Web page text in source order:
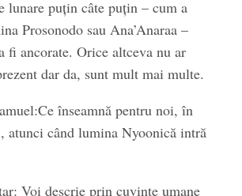
lunare puțin câte puțin – cum a
Prosonodo sau Ana’Anaraa –
fi ancorate. Orice altceva nu ar
dar da, sunt mult mai multe.
înseamnă pentru noi, în
atunci când lumina Nyoonică intră
Voi descrie prin cuvinte umane